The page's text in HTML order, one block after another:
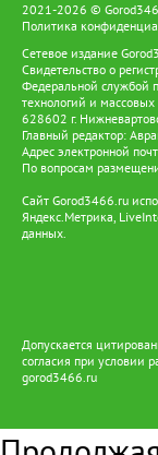
2021-2026 ©
Политика
Сетевое издание
Свидетельство о
Федеральной службой
технологий и
628602 г.
Главный редактор:
Адрес электронной
По вопросам
Сайт Gorod3466.ru
Яндекс.Метрика,
данных.
Допускается
согласия при условии
gorod3466.ru